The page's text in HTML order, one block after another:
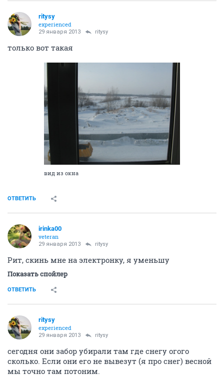
ritysy
experienced
29 января 2013 ritysy
только вот такая
вид из окна
ОТВЕТИТЬ
irinka00
veteran
29 января 2013 ritysy
Рит, скинь мне на электронку, я уменьшу
Показать спойлер
ОТВЕТИТЬ
ritysy
experienced
29 января 2013 ritysy
сегодня они забор убирали там где снегу огого
сколько. Если они его не вывезут (я про снег) весной
мы точно там потоним.